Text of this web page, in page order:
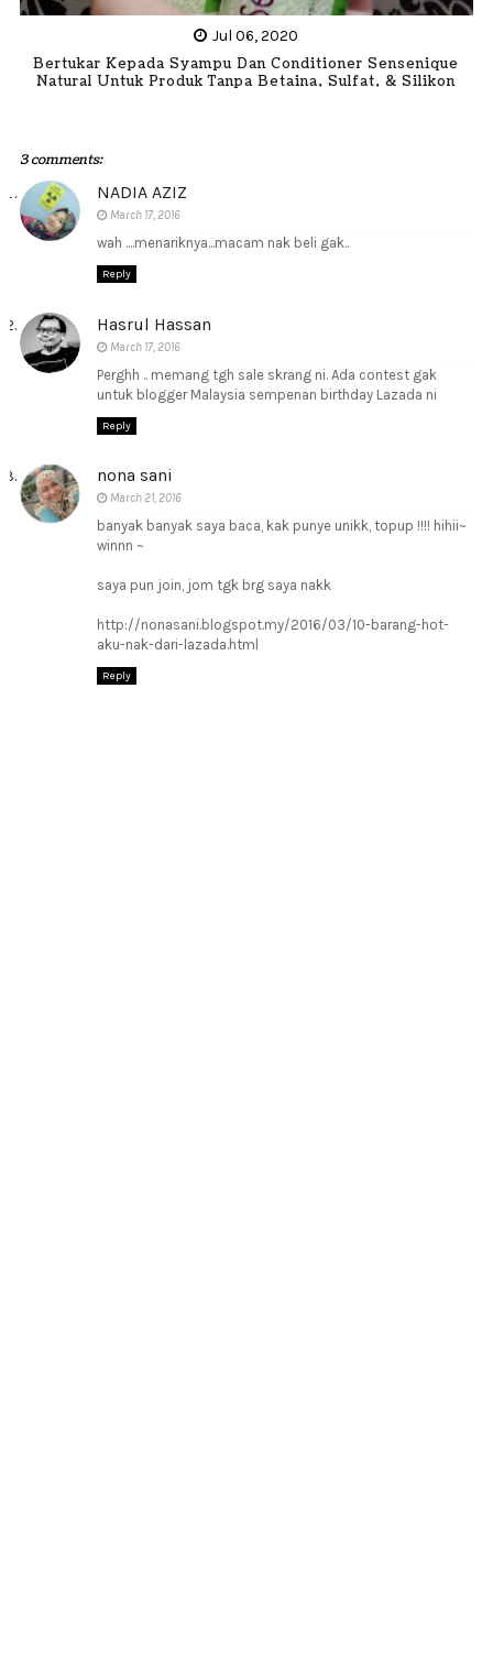
Jul 06, 2020
Bertukar Kepada Syampu Dan Conditioner Sensenique
Natural Untuk Produk Tanpa Betaina, Sulfat, & Silikon
3 comments:
NADIA AZIZ
March 17, 2016
wah ....menariknya...macam nak beli gak..
Reply
Hasrul Hassan
March 17, 2016
Perghh .. memang tgh sale skrang ni. Ada contest gak
untuk blogger Malaysia sempenan birthday Lazada ni
Reply
nona sani
March 21, 2016
banyak banyak saya baca, kak punye unikk, topup !!!! hihii~
winnn ~
saya pun join, jom tgk brg saya nakk
http://nonasani.blogspot.my/2016/03/10-barang-hot-
aku-nak-dari-lazada.html
Reply